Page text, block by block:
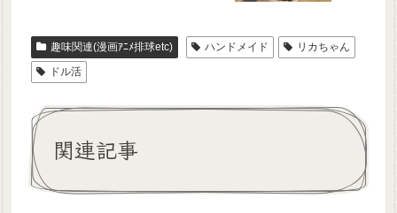
趣味関連(漫画ｱﾆﾒ排球etc) ハンドメイド
リカちゃん
ドル活
関連記事